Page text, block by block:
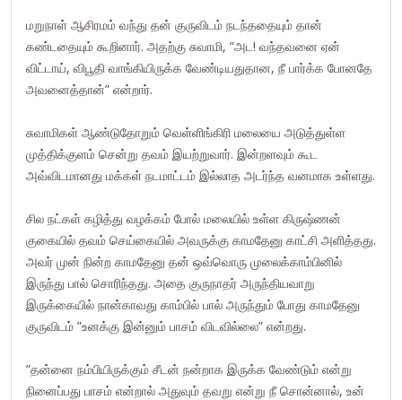
மறுநாள் ஆசிரமம் வந்து தன் குருவிடம் நடந்ததையும் தான்
கண்டதையும் கூறினார். அதற்கு சுவாமி, ”அட! வந்தவனை ஏன்
விட்டாய், விபூதி வாங்கியிருக்க வேண்டியதுதான, நீ பார்க்க போனதே
அவனைத்தான்” என்றார்.
சுவாமிகள் ஆண்டுதோறும் வெள்ளிங்கிரி மலையை அடுத்துள்ள
முத்திக்குளம் சென்று தவம் இயற்றுவார். இன்றளவும் கூட
அவ்விடமானது மக்கள் நடமாட்டம் இல்லாத அடர்ந்த வனமாக உள்ளது.
சில நட்கள் கழித்து வழக்கம் போல் மலையில் உள்ள கிருஷ்ணன்
குகையில் தவம் செய்கையில் அவருக்கு காமதேனு காட்சி அளித்தது.
அவர் முன் நின்ற காமதேனு தன் ஒவ்வொரு முலைக்காம்பினில்
இருந்து பால் சொரிந்தது. அதை குருநாதர் அருந்தியவாறு
இருக்கையில் நான்காவது காம்பில் பால் அருந்தும் போது காமதேனு
குருவிடம் ”உனக்கு இன்னும் பாசம் விடவில்லை” என்றது.
”தன்னை நம்பியிருக்கும் சீடன் நன்றாக இருக்க வேண்டும் என்று
நினைப்பது பாசம் என்றால் அதுவும் தவறு என்று நீ சொன்னால், உன்